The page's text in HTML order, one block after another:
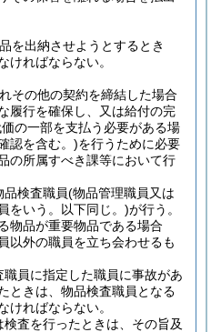
を出納させようとするとき
ければならない。
その他の契約を締結した場合
履行を確保し、又は給付の完
の一部を支払う必要がある場
認を含む。)を行うために必要
の所属すべき課等において行
検査職員(物品管理職員又は
をいう。以下同じ。)が行う。
物品が重要物品である場合
以外の職員を立ち会わせるも
員に指定した職員に事故があ
ときは、物品検査職員となる
ければならない。
査を行ったときは、その旨及